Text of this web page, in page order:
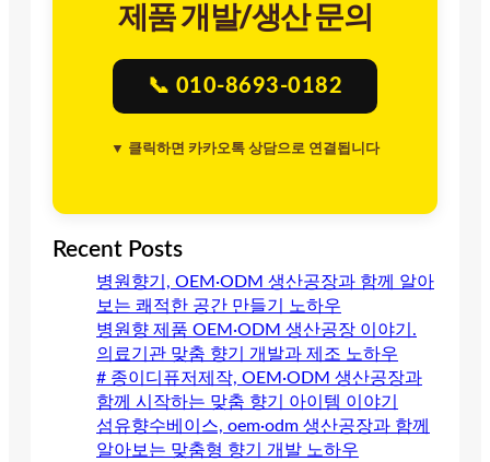
제품 개발/생산 문의
📞 010-8693-0182
▼ 클릭하면 카카오톡 상담으로 연결됩니다
Recent Posts
병원향기, OEM·ODM 생산공장과 함께 알아
보는 쾌적한 공간 만들기 노하우
병원향 제품 OEM·ODM 생산공장 이야기.
의료기관 맞춤 향기 개발과 제조 노하우
# 종이디퓨저제작, OEM·ODM 생산공장과
함께 시작하는 맞춤 향기 아이템 이야기
섬유향수베이스, oem·odm 생산공장과 함께
알아보는 맞춤형 향기 개발 노하우